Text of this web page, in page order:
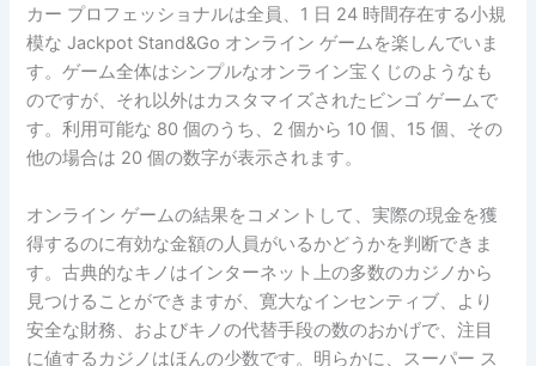
カー プロフェッショナルは全員、1 日 24 時間存在する小規
模な Jackpot Stand&Go オンライン ゲームを楽しんでいま
す。ゲーム全体はシンプルなオンライン宝くじのようなも
のですが、それ以外はカスタマイズされたビンゴ ゲームで
す。利用可能な 80 個のうち、2 個から 10 個、15 個、その
他の場合は 20 個の数字が表示されます。
オンライン ゲームの結果をコメントして、実際の現金を獲
得するのに有効な金額の人員がいるかどうかを判断できま
す。古典的なキノはインターネット上の多数のカジノから
見つけることができますが、寛大なインセンティブ、より
安全な財務、およびキノの代替手段の数のおかげで、注目
に値するカジノはほんの少数です。明らかに、スーパー ス